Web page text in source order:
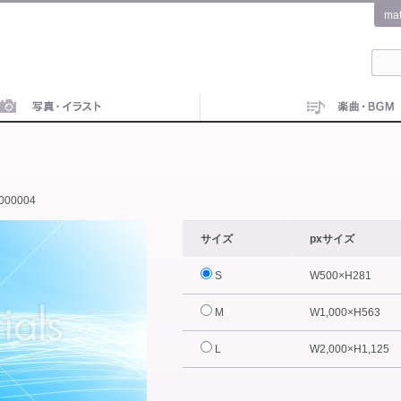
サイズ pxサイズ
S W500×H281
M W1,000×H563
L W2,000×H1,125